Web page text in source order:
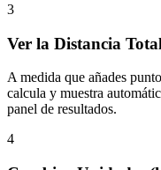
3
Ver la Distancia Total
A medida que añades
calcula y muestra
panel de resultados.
4